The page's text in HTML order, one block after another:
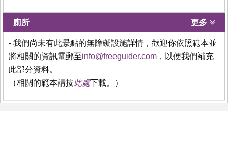
廁所 更多
- 我們尚未有此景點的無障礙設施詳情，歡迎你依照範本並
將相關的資訊電郵至info@freeguider.com ，以便我們補充
此部分資料。
（相關的範本請按此處下載。）